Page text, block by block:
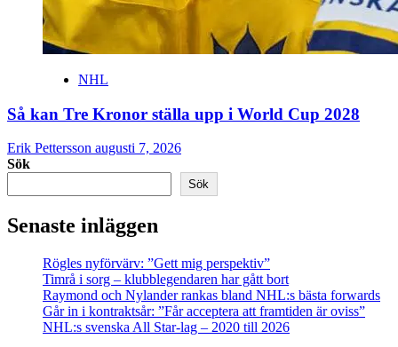
NHL
Så kan Tre Kronor ställa upp i World Cup 2028
Erik Pettersson augusti 7, 2026
Sök
Sök
Senaste inläggen
Rögles nyförvärv: ”Gett mig perspektiv”
Timrå i sorg – klubblegendaren har gått bort
Raymond och Nylander rankas bland NHL:s bästa forwards
Går in i kontraktsår: ”Får acceptera att framtiden är oviss”
NHL:s svenska All Star-lag – 2020 till 2026